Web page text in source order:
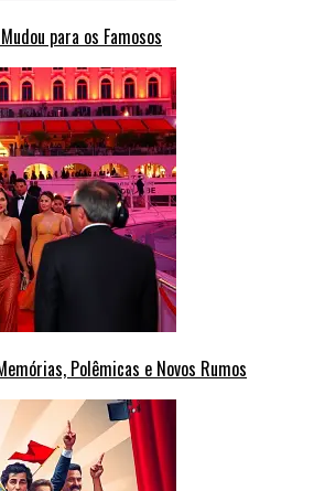
para os Famosos
Polêmicas e Novos Rumos